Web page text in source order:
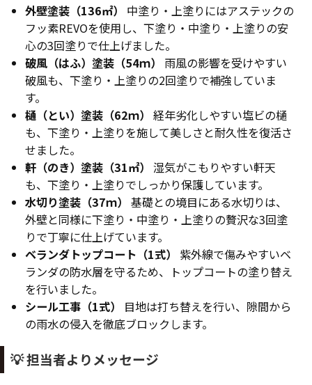
外壁塗装（136㎡）
中塗り・上塗りにはアステックの
フッ素REVOを使用し、下塗り・中塗り・上塗りの安
心の3回塗りで仕上げました。
破風（はふ）塗装（54ｍ）
雨風の影響を受けやすい
破風も、下塗り・上塗りの2回塗りで補強していま
す。
樋（とい）塗装（62ｍ） 経年劣化しやすい塩ビの樋
も、下塗り・上塗りを施して美しさと耐久性を復活さ
せました。
軒（のき）塗装（31㎡） 湿気がこもりやすい軒天
も、下塗り・上塗りでしっかり保護しています。
水切り塗装（37ｍ） 基礎との境目にある水切りは、
外壁と同様に下塗り・中塗り・上塗りの贅沢な3回塗
りで丁寧に仕上げています。
ベランダトップコート（1式）
紫外線で傷みやすいベ
ランダの防水層を守るため、トップコートの塗り替え
を行いました。
シール工事（1式）
目地は打ち替えを行い、隙間から
の雨水の侵入を徹底ブロックします。
💡 担当者よりメッセージ